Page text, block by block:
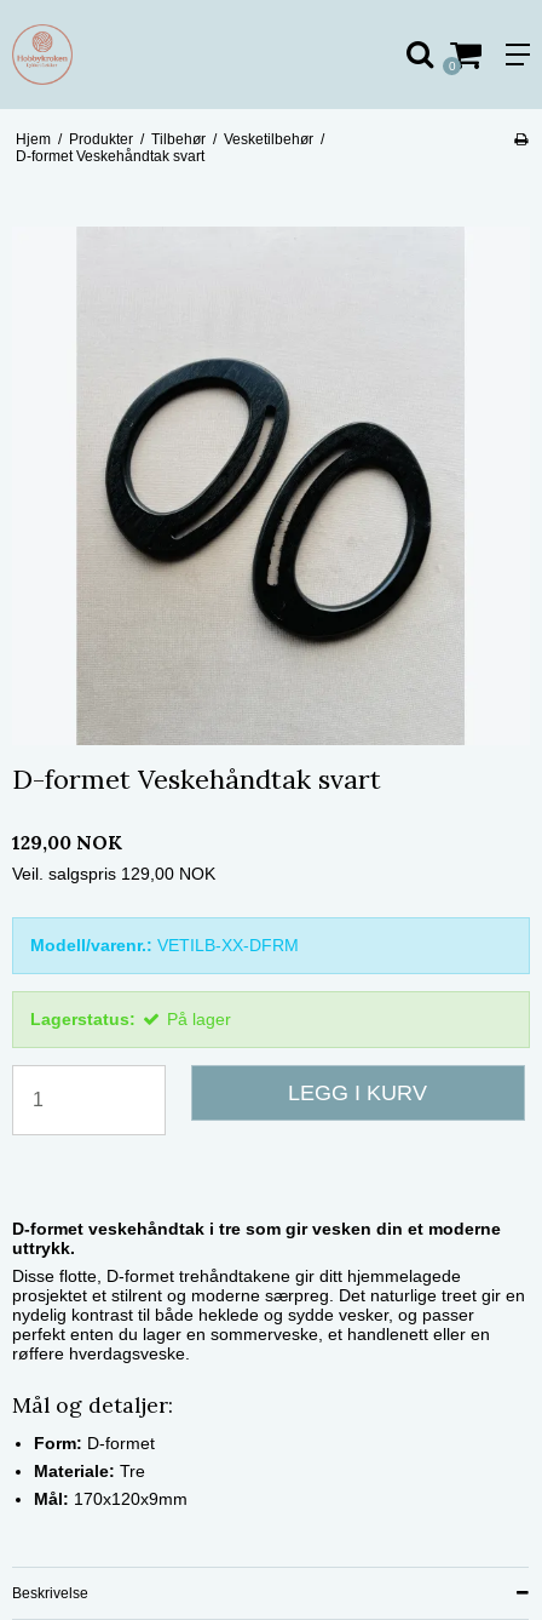
0
Hjem / Produkter / Tilbehør / Vesketilbehør /
D-formet Veskehåndtak svart
D-formet Veskehåndtak svart
129,00 NOK
Veil. salgspris 129,00 NOK
Modell/varenr.: VETILB-XX-DFRM
Lagerstatus: På lager
LEGG I KURV
D-formet veskehåndtak i tre som gir vesken din et moderne
uttrykk.
Disse flotte, D-formet trehåndtakene gir ditt hjemmelagede
prosjektet et stilrent og moderne særpreg. Det naturlige treet gir en
nydelig kontrast til både heklede og sydde vesker, og passer
perfekt enten du lager en sommerveske, et handlenett eller en
røffere hverdagsveske.
Mål og detaljer:
Form: D-formet
Materiale: Tre
Mål: 170x120x9mm
Beskrivelse